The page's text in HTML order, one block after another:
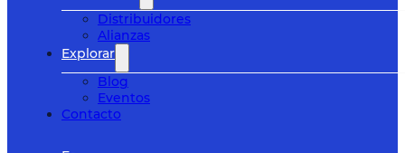
Distribuidores
Alianzas
Explorar
Blog
Eventos
Contacto